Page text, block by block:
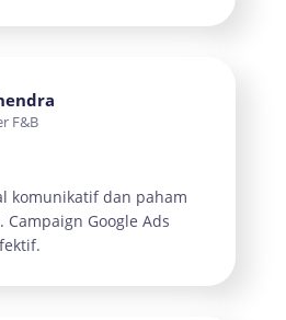
F&B
komunikatif dan paham
Google Ads